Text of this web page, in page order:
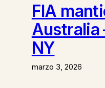
FIA
Australia
NY
marzo 3, 2026